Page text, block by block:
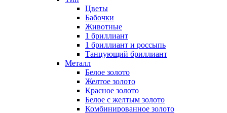
Цветы
Бабочки
Животные
1 бриллиант
1 бриллиант и россыпь
Танцующий бриллиант
Металл
Белое золото
Желтое золото
Красное золото
Белое с желтым золото
Комбинированное золото